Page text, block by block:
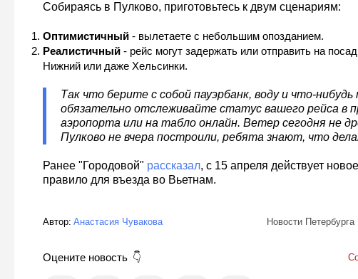
Собираясь в Пулково, приготовьтесь к двум сценариям:
Оптимистичный- вылетаете с небольшим опозданием.
Реалистичный- рейс могут задержать или отправить на
Нижний или даже Хельсинки.
Так что берите с собой пауэрбанк, воду и что-нибудь
обязательно отслеживайте статус вашего рейса в
аэропорта или на табло онлайн. Ветер сегодня не
Пулково не вчера построили, ребята знают, что
Ранее "Городовой" рассказал, с 15 апреля действует
правило для въезда во Вьетнам.
Автор: Анастасия Чувакова Новости Петербурга
Оцените новость